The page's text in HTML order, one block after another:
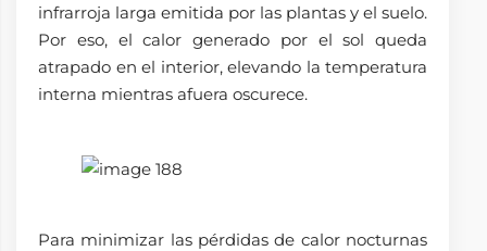
infrarroja larga emitida por las plantas y el suelo.
Por eso, el calor generado por el sol queda
atrapado en el interior, elevando la temperatura
interna mientras afuera oscurece.
Para minimizar las pérdidas de calor nocturnas